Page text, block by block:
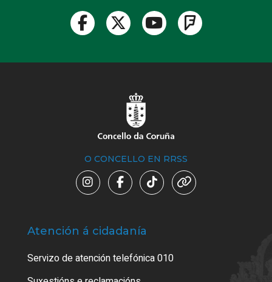
O CONCELLO EN RRSS
Atención á cidadanía
Servizo de atención telefónica 010